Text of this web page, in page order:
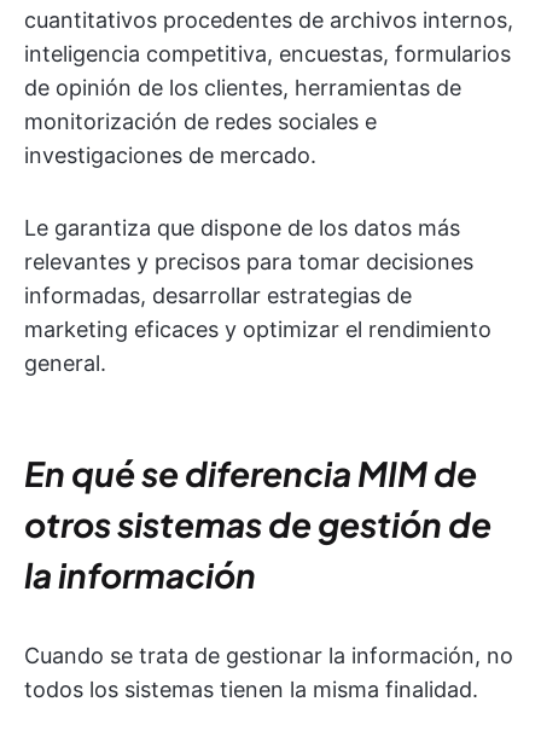
cuantitativos procedentes de archivos internos,
inteligencia competitiva, encuestas, formularios
de opinión de los clientes, herramientas de
monitorización de redes sociales e
investigaciones de mercado.
Le garantiza que dispone de los datos más
relevantes y precisos para tomar decisiones
informadas, desarrollar estrategias de
marketing eficaces y optimizar el rendimiento
general.
En qué se diferencia MIM de
otros sistemas de gestión de
la información
Cuando se trata de gestionar la información, no
todos los sistemas tienen la misma finalidad.